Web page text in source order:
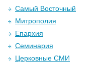
Самый Восточный
Митрополия
Епархия
Семинария
Церковные СМИ